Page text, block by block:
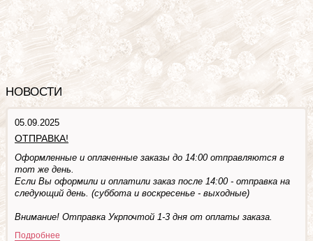
НОВОСТИ
05.09.2025
ОТПРАВКА!
Оформленные и оплаченные заказы до 14:00 отправляются в
тот же день.
Если Вы оформили и оплатили заказ после 14:00 - отправка на
следующий день. (суббота и воскресенье - выходные)
Внимание! Отправка Укрпочтой 1-3 дня от оплаты заказа.
Подробнее